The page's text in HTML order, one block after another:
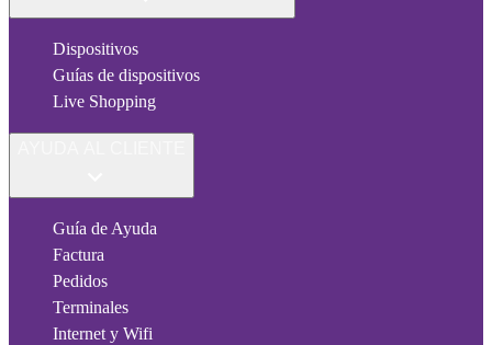
Dispositivos
Guías de dispositivos
Live Shopping
Guía de Ayuda
Factura
Pedidos
Terminales
Internet y Wifi